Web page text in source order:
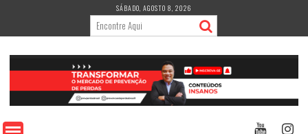
content
SÁBADO, AGOSTO 8, 2026